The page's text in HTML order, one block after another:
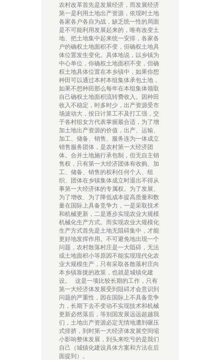
农村改革首先是发展经济，而发展经济
第一是利用土地出产资源，依现时土地
各家各户各自为战，缺乏统一性的局面
是不可能利用发展起来的，唯有改变土
地、把土地集中起来统一安排，各家各
户的确权土地面积不变，但确权土地具
体位置发生变化。具体地说，以乡镇为
中心单位，你确权土地面积不变，但确
权土地具体位置在本乡镇中，如果你想
种田可以通过本村本组集体承包土地，
如果不想种田那么每年在本组集体领取
自己确权土地面积流转费收入。因种田
收入不稳定，时多时少，出产资源受市
场波动大，按日计算工不及打工强，交
于各村组女方代表掌握最合适，为了增
加土地出产资源的价值，出产、运输、
加工、储备、销售、服务连为一体成立
销售服务团体，是农村第一大经济团
体。合并土地施行承包制，但无自主销
售权，只有第一大经济团体有收购、加
工、储备、销售的权利任何个人、组
织、团体在乡镇集体成立时退出不得从
事第一大经济体的专属权。为了发展、
为了增收、为了降低成本提高质量和数
量在国际上具备竞争力，一是采取技术
和机械更新，二是逐步实现农业大规模
机械化生产方式。而实现农业大规模化
生产方式首先是土地无阻碍集中，才能
更好地发挥作用。不可避免地出现一个
问题，农村散落村庄是一大阻碍，无法
或土地面积小等原因不能实现现代化农
业大规模生产，只有采取各散落村庄向
本乡镇靠拢的政策，也就是城镇化建
设。 这是一项比较长期的工作，只有
第一大经济体发展受到阻碍才会意识到
问题的严重性，因在国际上不具备竞争
力，长期下去不变动不实现技术和机械
更新必然落后，等别国发展远远超越我
们，土地出产资源必定无情地遭到碾压
式排挤，到时第一大经济体发展空间缩
小影响整体发展，到头来吃亏的是我们
自己（城镇化建设具体方案和方法在后
面提到）。